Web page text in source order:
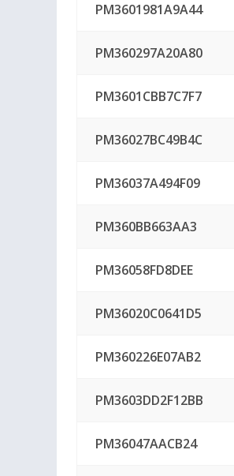
PM3601981A9A44
PM360297A20A80
PM3601CBB7C7F7
PM36027BC49B4C
PM36037A494F09
PM360BB663AA3
PM36058FD8DEE
PM36020C0641D5
PM360226E07AB2
PM3603DD2F12BB
PM36047AACB24